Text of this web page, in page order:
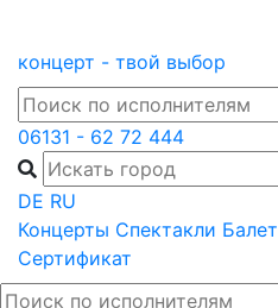
content
концерт - твой выбор
06131 - 62 72 444
DE RU
Концерты Спектакли Балет
Сертификат